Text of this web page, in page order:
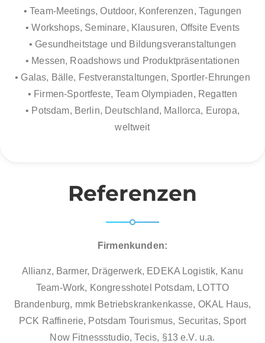
• Team-Meetings, Outdoor, Konferenzen, Tagungen
• Workshops, Seminare, Klausuren, Offsite Events
• Gesundheitstage und Bildungsveranstaltungen
• Messen, Roadshows und Produktpräsentationen
• Galas, Bälle, Festveranstaltungen, Sportler-Ehrungen
• Firmen-Sportfeste, Team Olympiaden, Regatten
• Potsdam, Berlin, Deutschland, Mallorca, Europa,
weltweit
Referenzen
Firmenkunden:
Allianz, Barmer, Drägerwerk, EDEKA Logistik, Kanu
Team-Work, Kongresshotel Potsdam, LOTTO
Brandenburg, mmk Betriebskrankenkasse, OKAL Haus,
PCK Raffinerie, Potsdam Tourismus, Securitas, Sport
Now Fitnessstudio, Tecis, §13 e.V. u.a.